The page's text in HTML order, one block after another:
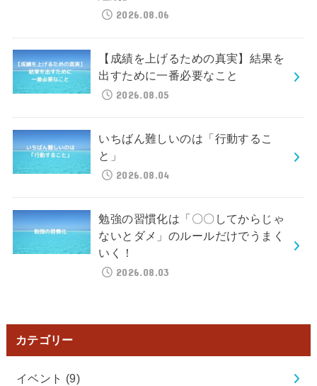
2026.08.06
【成績を上げるための真実】結果を
出すために一番必要なこと
2026.08.05
いちばん難しいのは「行動するこ
と」
2026.08.04
勉強の習慣化は「〇〇してからじゃ
ないとダメ」のルールだけでうまく
いく！
2026.08.03
カテゴリー
イベント (9)